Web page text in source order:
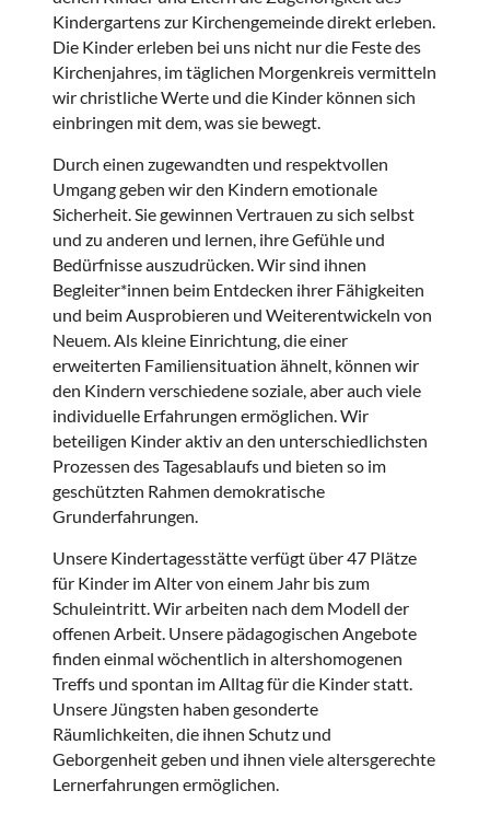
Kindergartens zur Kirchengemeinde direkt erleben.
Die Kinder erleben bei uns nicht nur die Feste des
Kirchenjahres, im täglichen Morgenkreis vermitteln
wir christliche Werte und die Kinder können sich
einbringen mit dem, was sie bewegt.
Durch einen zugewandten und respektvollen
Umgang geben wir den Kindern emotionale
Sicherheit. Sie gewinnen Vertrauen zu sich selbst
und zu anderen und lernen, ihre Gefühle und
Bedürfnisse auszudrücken. Wir sind ihnen
Begleiter*innen beim Entdecken ihrer Fähigkeiten
und beim Ausprobieren und Weiterentwickeln von
Neuem. Als kleine Einrichtung, die einer
erweiterten Familiensituation ähnelt, können wir
den Kindern verschiedene soziale, aber auch viele
individuelle Erfahrungen ermöglichen. Wir
beteiligen Kinder aktiv an den unterschiedlichsten
Prozessen des Tagesablaufs und bieten so im
geschützten Rahmen demokratische
Grunderfahrungen.
Unsere Kindertagesstätte verfügt über 47 Plätze
für Kinder im Alter von einem Jahr bis zum
Schuleintritt. Wir arbeiten nach dem Modell der
offenen Arbeit. Unsere pädagogischen Angebote
finden einmal wöchentlich in altershomogenen
Treffs und spontan im Alltag für die Kinder statt.
Unsere Jüngsten haben gesonderte
Räumlichkeiten, die ihnen Schutz und
Geborgenheit geben und ihnen viele altersgerechte
Lernerfahrungen ermöglichen.